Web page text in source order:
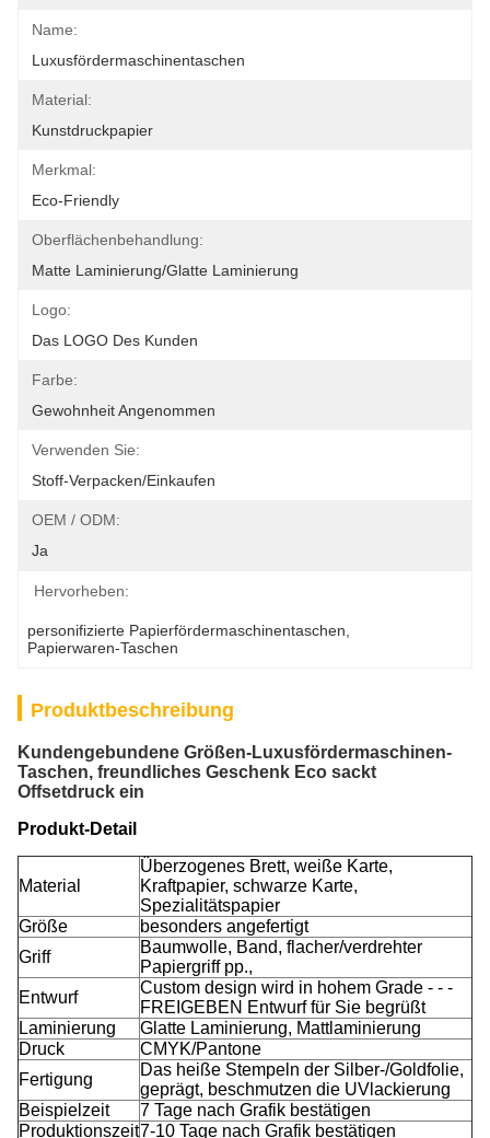
Name:
Luxusfördermaschinentaschen
Material:
Kunstdruckpapier
Merkmal:
Eco-Friendly
Oberflächenbehandlung:
Matte Laminierung/glatte Laminierung
Logo:
Das LOGO Des Kunden
Farbe:
Gewohnheit Angenommen
Verwenden Sie:
Stoff-Verpacken/Einkaufen
OEM / ODM:
Ja
Hervorheben:
personifizierte Papierfördermaschinentaschen
Papierwaren-Taschen
Produktbeschreibung
Kundengebundene Größen-Luxusfördermaschinen-
Taschen, freundliches Geschenk Eco sackt
Offsetdruck ein
Produkt-Detail
Material
Überzogenes Brett, weiße Karte,
Kraftpapier, schwarze Karte,
Spezialitätspapier
Größe
besonders angefertigt
Griff
Baumwolle, Band, flacher/verdrehter
Papiergriff pp.,
Entwurf
Custom design wird in hohem Grade - - -
FREIGEBEN Entwurf für Sie begrüßt
Laminierung
Glatte Laminierung, Mattlaminierung
Druck
CMYK/Pantone
Fertigung
Das heiße Stempeln der Silber-/Goldfolie,
geprägt, beschmutzen die UVlackierung
Beispielzeit
7 Tage nach Grafik bestätigen
Produktionszeit7-10 Tage nach Grafik bestätigen